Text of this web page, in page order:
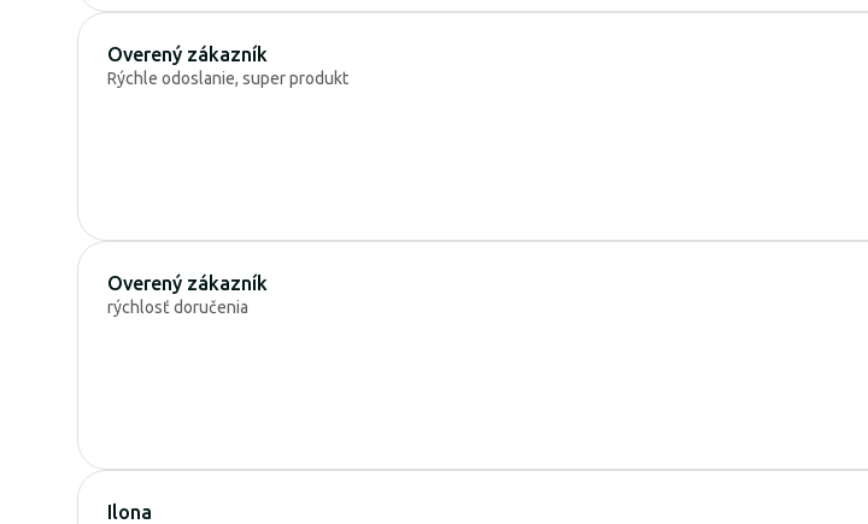
Overený zákazník
Rýchle odoslanie, super produkt
Overený zákazník
rýchlosť doručenia
Ilona